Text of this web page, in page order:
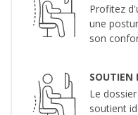
Profitez
une
son
SOUTIEN
Le
soutient